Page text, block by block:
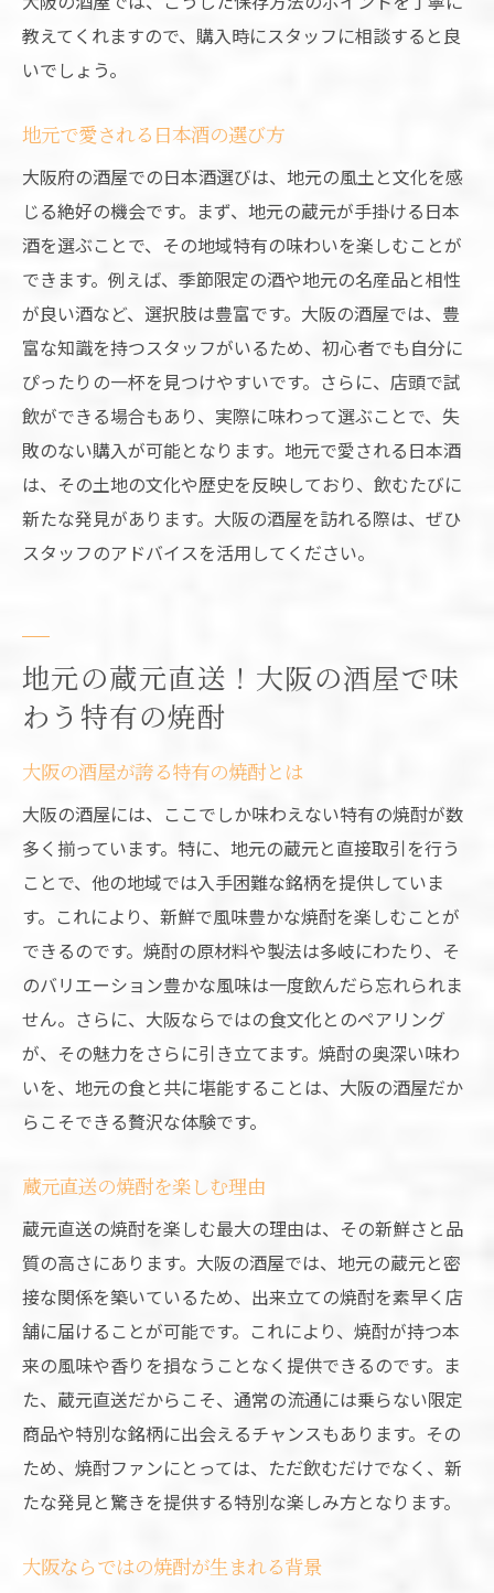
環境に配慮した酒造りの実践例
地元の自然と調和する酒屋の取り組み
教えてくれますので、購入時にスタッフに相談すると良
いでしょう。
地元で愛される日本酒の選び方
大阪府の酒屋での日本酒選びは、地元の風土と文化を感
じる絶好の機会です。まず、地元の蔵元が手掛ける日本
酒を選ぶことで、その地域特有の味わいを楽しむことが
できます。例えば、季節限定の酒や地元の名産品と相性
が良い酒など、選択肢は豊富です。大阪の酒屋では、豊
富な知識を持つスタッフがいるため、初心者でも自分に
ぴったりの一杯を見つけやすいです。さらに、店頭で試
飲ができる場合もあり、実際に味わって選ぶことで、失
敗のない購入が可能となります。地元で愛される日本酒
は、その土地の文化や歴史を反映しており、飲むたびに
新たな発見があります。大阪の酒屋を訪れる際は、ぜひ
スタッフのアドバイスを活用してください。
地元の蔵元直送！大阪の酒屋で味
わう特有の焼酎
大阪の酒屋が誇る特有の焼酎とは
大阪の酒屋には、ここでしか味わえない特有の焼酎が数
多く揃っています。特に、地元の蔵元と直接取引を行う
ことで、他の地域では入手困難な銘柄を提供していま
す。これにより、新鮮で風味豊かな焼酎を楽しむことが
できるのです。焼酎の原材料や製法は多岐にわたり、そ
のバリエーション豊かな風味は一度飲んだら忘れられま
せん。さらに、大阪ならではの食文化とのペアリング
が、その魅力をさらに引き立てます。焼酎の奥深い味わ
いを、地元の食と共に堪能することは、大阪の酒屋だか
らこそできる贅沢な体験です。
蔵元直送の焼酎を楽しむ理由
蔵元直送の焼酎を楽しむ最大の理由は、その新鮮さと品
質の高さにあります。大阪の酒屋では、地元の蔵元と密
接な関係を築いているため、出来立ての焼酎を素早く店
舗に届けることが可能です。これにより、焼酎が持つ本
来の風味や香りを損なうことなく提供できるのです。ま
た、蔵元直送だからこそ、通常の流通には乗らない限定
商品や特別な銘柄に出会えるチャンスもあります。その
ため、焼酎ファンにとっては、ただ飲むだけでなく、新
たな発見と驚きを提供する特別な楽しみ方となります。
大阪ならではの焼酎が生まれる背景